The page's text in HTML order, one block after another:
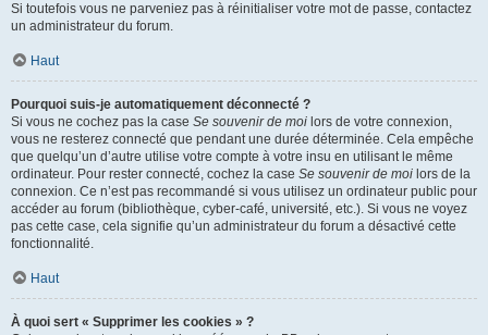
Si toutefois vous ne parveniez pas à réinitialiser votre mot de passe, contactez
un administrateur du forum.
Haut
Pourquoi suis-je automatiquement déconnecté ?
Si vous ne cochez pas la case Se souvenir de moi lors de votre connexion,
vous ne resterez connecté que pendant une durée déterminée. Cela empêche
que quelqu’un d’autre utilise votre compte à votre insu en utilisant le même
ordinateur. Pour rester connecté, cochez la case Se souvenir de moi lors de la
connexion. Ce n’est pas recommandé si vous utilisez un ordinateur public pour
accéder au forum (bibliothèque, cyber-café, université, etc.). Si vous ne voyez
pas cette case, cela signifie qu’un administrateur du forum a désactivé cette
fonctionnalité.
Haut
À quoi sert « Supprimer les cookies » ?